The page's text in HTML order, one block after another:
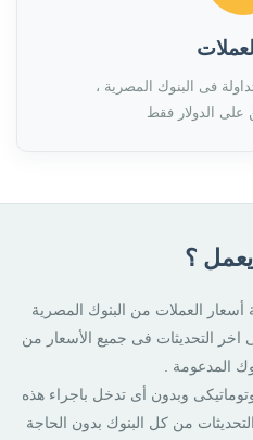
فى البنوك المصرية ،
على الدولار فقط
؟
العملات من البنوك المصرية
التحديثات فى جميع الأسعار من
المدعومة .
وبدون أى تدخل باجراء هذه
من كل البنوك بدون الحاجة